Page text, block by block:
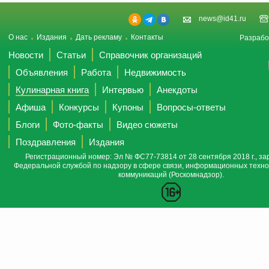
news@id41.ru
О нас Издания Дать рекламу Контакты
Новости Статьи
Справочник организаций
Объявления
Работа
Недвижимость
Кулинарная книга
Интервью
Анекдоты
Афиша
Конкурсы Купоны
Вопросы-ответы
Блоги
Фото-факты
Видео сюжеты
Поздравления
Издания
Регистрационный номер: Эл № ФС77-73814 от 28 сентября 2018 г.,
Федеральной службой по надзору в сфере связи, информационных
коммуникаций (Роскомнадзор).